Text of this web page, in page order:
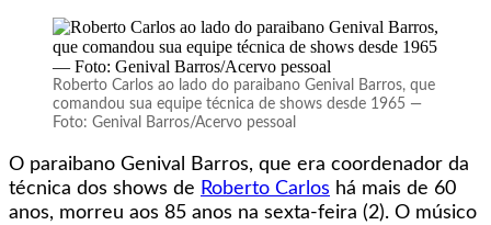
Roberto Carlos ao lado do paraibano Genival Barros, que
comandou sua equipe técnica de shows desde 1965 —
Foto: Genival Barros/Acervo pessoal
O paraibano Genival Barros, que era coordenador da
técnica dos shows de Roberto Carlos há mais de 60
anos, morreu aos 85 anos na sexta-feira (2). O músico